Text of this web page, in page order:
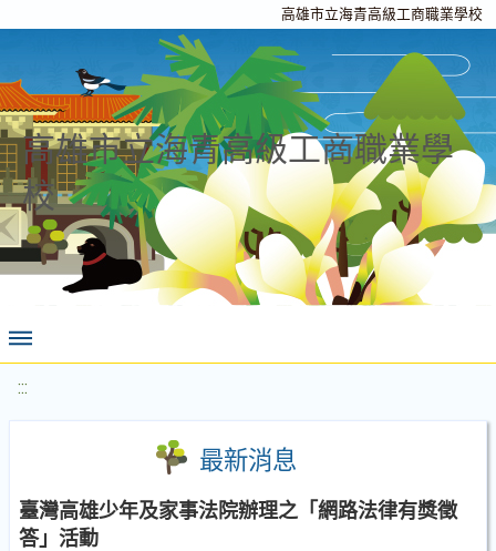
高雄市立海青高級工商職業學校
高雄市立海青高級工商職業學
校
:::
最新消息
臺灣高雄少年及家事法院辦理之「網路法律有獎徵
答」活動